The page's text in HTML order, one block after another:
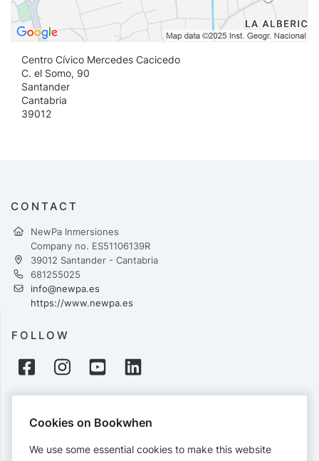
Centro Cívico Mercedes Cacicedo
C. el Somo, 90
Santander
Cantabria
39012
CONTACT
NewPa Inmersiones
Company no. ES51106139R
39012 Santander - Cantabria
681255025
info@newpa.es
https://www.newpa.es
FOLLOW
Cards accepted:
Cookies on Bookwhen
We use some essential cookies to make this website